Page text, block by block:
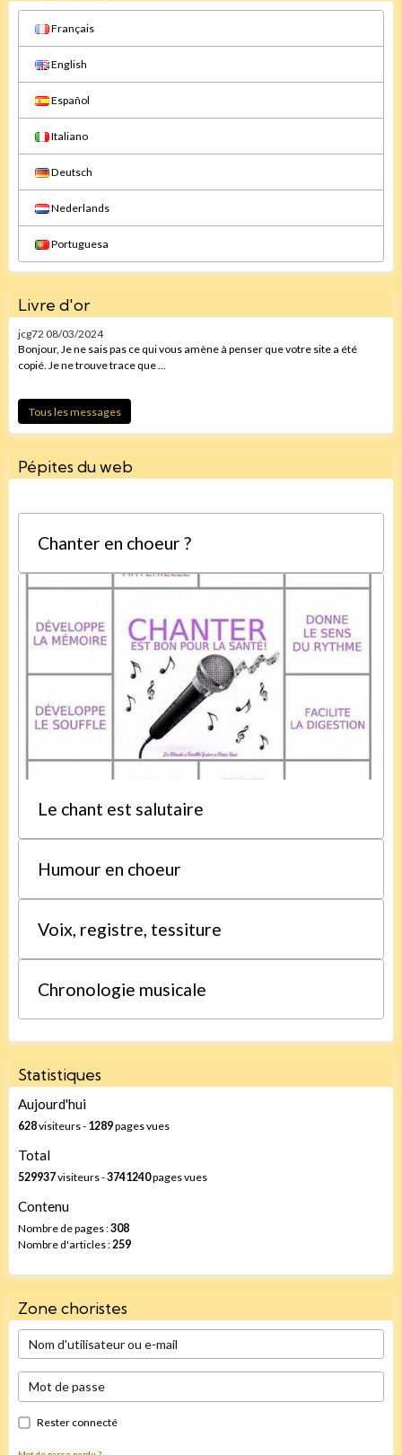
Français
English
Español
Italiano
Deutsch
Nederlands
Portuguesa
Livre d'or
jcg72 08/03/2024
Bonjour, Je ne sais pas ce qui vous amène à penser que votre site a été
copié. Je ne trouve trace que ...
Tous les messages
Pépites du web
Chanter en choeur ?
Le chant est salutaire
Humour en choeur
Voix, registre, tessiture
Chronologie musicale
Statistiques
Aujourd'hui
628visiteurs - 1289pages vues
Total
529937visiteurs -3741240pages vues
Contenu
Nombre de pages :308
Nombre d'articles : 259
Zone choristes
Rester connecté